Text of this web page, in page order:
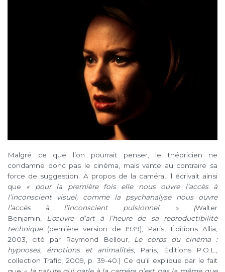
Malgré ce que l’on pourrait penser, le théoricien ne
condamne donc pas le cinéma, mais vante au contraire sa
force de suggestion. A propos de la caméra, il écrivait ainsi
que « pour la première fois elle nous ouvre l’accès à
l’inconscient visuel, comme la psychanalyse nous ouvre
l’accès à l’inconscient pulsionnel. » (Walter
Benjamin,
L’œuvre d’art à l’heure de sa reproductibilité
technique(dernière version de 1939), Paris, Éditions Allia,
2003, cité par Raymond Bellour, Le corps du cinéma :
hypnoses, émotions et animalités, Paris, Éditions P.O.L.,
collection Trafic, 2009, p. 39-40.) Ce qu’il explique par le fait